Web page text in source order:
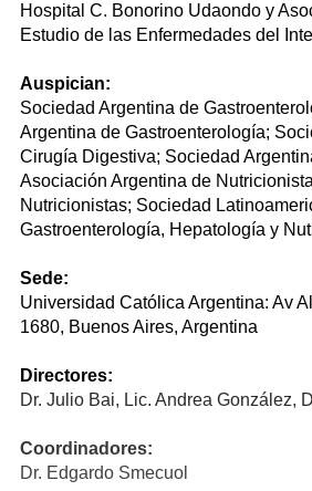
Hospital C. Bonorino Udaondo y
Estudio de las Enfermedades del
Auspician:
Sociedad Argentina de
Argentina de Gastroenterología;
Cirugía Digestiva; Sociedad
Asociación Argentina de
Nutricionistas; Sociedad
Gastroenterología, Hepatología y
Sede:
Universidad Católica Argentina: Av
1680, Buenos Aires, Argentina
Directores:
Dr. Julio Bai, Lic. Andrea González,
Coordinadores:
Dr. Edgardo Smecuol